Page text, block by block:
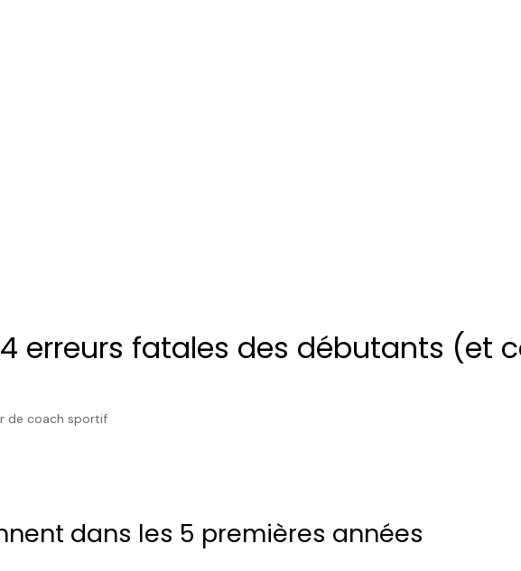
erreurs fatales des débutants (et
de coach sportif
dans les 5 premières années